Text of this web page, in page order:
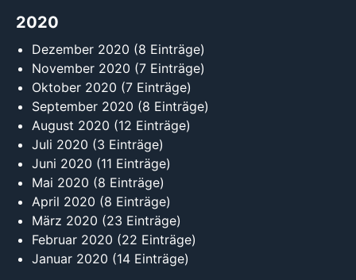
2020
Dezember 2020 (8 Einträge)
November 2020 (7 Einträge)
Oktober 2020 (7 Einträge)
September 2020 (8 Einträge)
August 2020 (12 Einträge)
Juli 2020 (3 Einträge)
Juni 2020 (11 Einträge)
Mai 2020 (8 Einträge)
April 2020 (8 Einträge)
März 2020 (23 Einträge)
Februar 2020 (22 Einträge)
Januar 2020 (14 Einträge)